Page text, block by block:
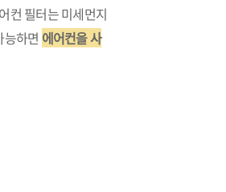
컨 필터는 미세먼지
능하면 에어컨을 사